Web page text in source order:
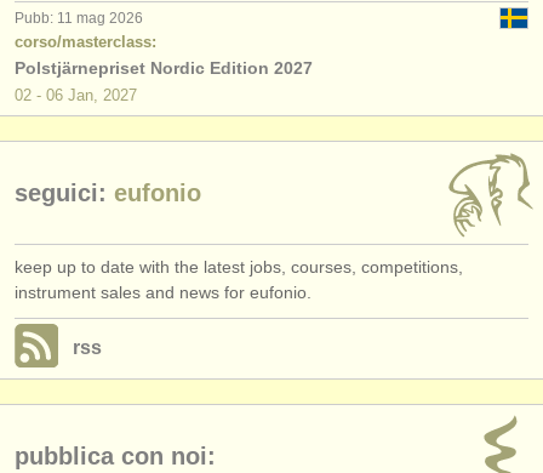
find out about our
ATS faq
accedi
Pubb: 11 mag 2026
corso/masterclass:
Polstjärnepriset Nordic Edition 2027
02 - 06 Jan, 2027
seguici: eufonio
keep up to date with the latest jobs, courses, competitions,
instrument sales and news for eufonio.
rss
pubblica con noi: